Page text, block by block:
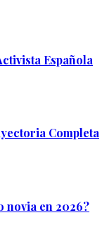
Española
Completa
novia en 2026?